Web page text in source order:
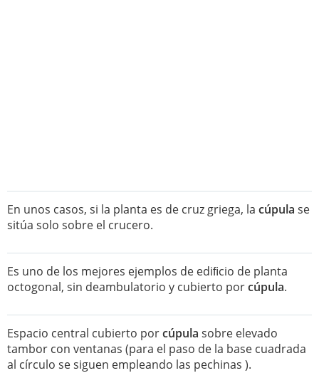
En unos casos, si la planta es de cruz griega, la cúpula se
sitúa solo sobre el crucero.
Es uno de los mejores ejemplos de ediﬁcio de planta
octogonal, sin deambulatorio y cubierto porcúpula.
Espacio central cubierto porcúpula sobre elevado
tambor con ventanas (para el paso de la base cuadrada
al círculo se siguen empleando las pechinas ).